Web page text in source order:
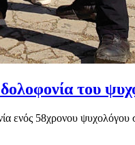
του
ενός 58χρονου ψυχολόγου